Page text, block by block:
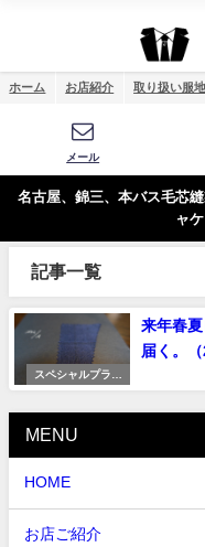
ホーム お店紹介 取り扱い服
メール
名古屋、錦三、本バス毛芯
ャ
記事一覧
スペシャルプライ
ス
来年春
届く。（
MENU
HOME
お店ご紹介